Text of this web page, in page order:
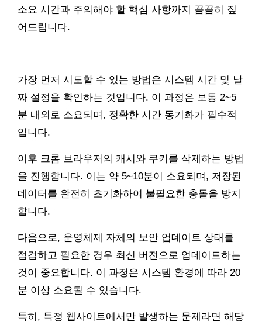
소요 시간과 주의해야 할 핵심 사항까지 꼼꼼히 짚
어드립니다.
가장 먼저 시도할 수 있는 방법은 시스템 시간 및 날
짜 설정을 확인하는 것입니다. 이 과정은 보통 2~5
분 내외로 소요되며, 정확한 시간 동기화가 필수적
입니다.
이후 크롬 브라우저의 캐시와 쿠키를 삭제하는 방법
을 진행합니다. 이는 약 5~10분이 소요되며, 저장된
데이터를 완전히 초기화하여 불필요한 충돌을 방지
합니다.
다음으로, 운영체제 자체의 보안 업데이트 상태를
점검하고 필요한 경우 최신 버전으로 업데이트하는
것이 중요합니다. 이 과정은 시스템 환경에 따라 20
분 이상 소요될 수 있습니다.
특히, 특정 웹사이트에서만 발생하는 문제라면 해당